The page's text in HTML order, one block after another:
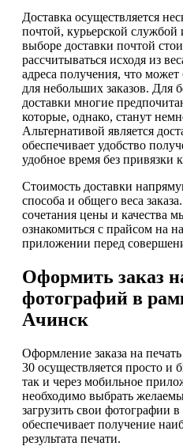
Доставка осуществляется
почтой, курьерской
выборе доставки почтой
рассчитываться исходя из
адреса получения, что
для небольших заказов. Для
доставки многие
которые, однако, станут
Альтернативой является
обеспечивает удобство
удобное время без привязки
Стоимость доставки
способа и общего веса
сочетания цены и качества
ознакомиться с прайсом на
приложении перед
Оформить заказ
фотографий в
Ачинск
Оформление заказа на
30 осуществляется просто и
так и через мобильное
необходимо выбрать
загрузить свои фотографии
обеспечивает получение
результата печати.